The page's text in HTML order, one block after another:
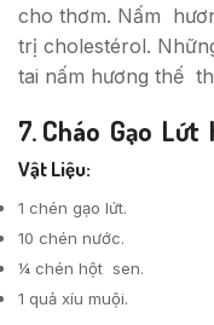
cho thơm. Nấm
trị cholestérol.
tai nấm hương thế
7. Cháo Gạo Lứt
Vật Liệu:
1 chén gạo lứt.
10 chén nước.
¼ chén hột sen.
1 quả xíu muội.